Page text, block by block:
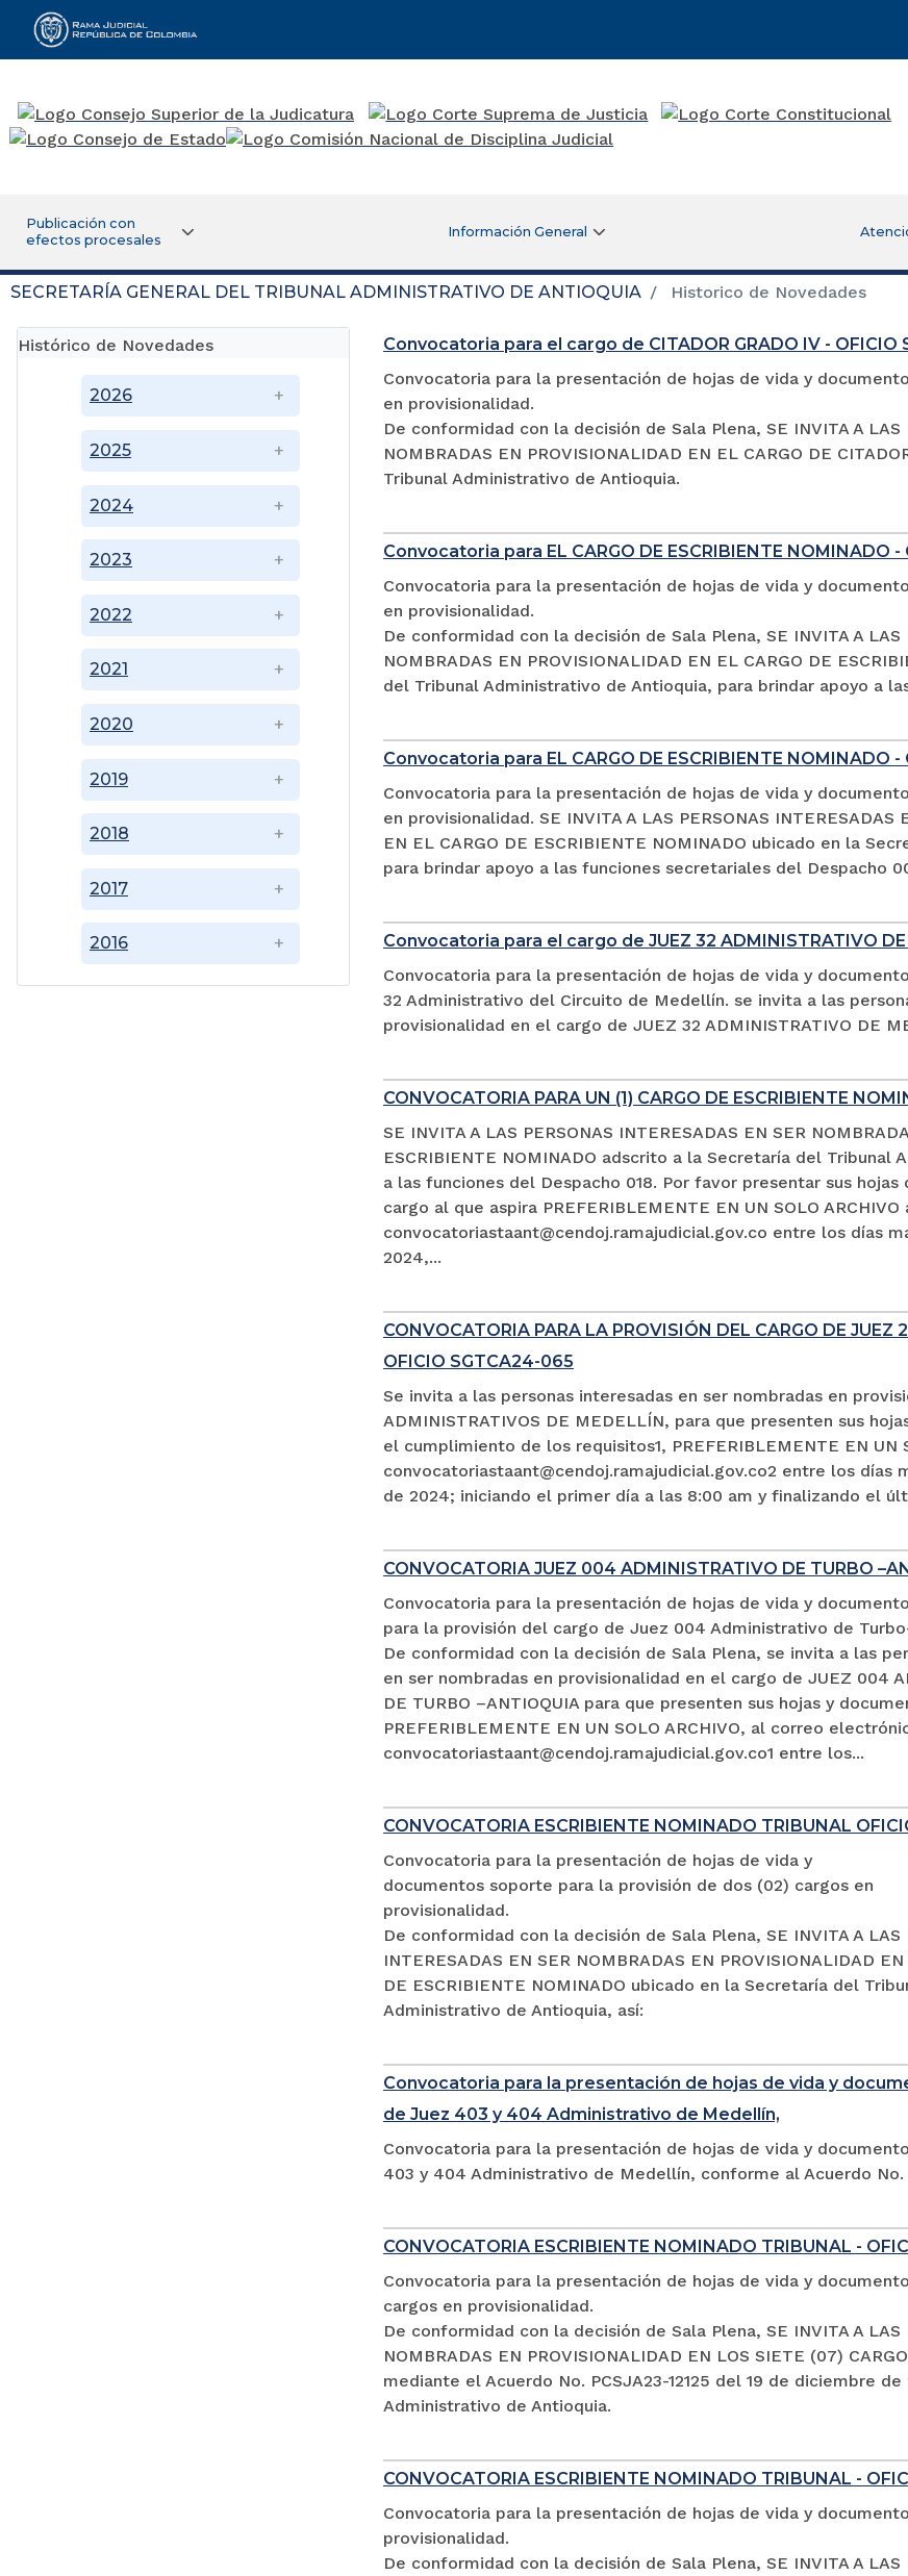
Rama Judicial
Publicación con
efectos procesales
Información General
SECRETARÍA GENERAL DEL TRIBUNAL ADMINISTRATIVO DE ANTIOQUIA Historico de Novedades
Histórico de Novedades
2016
2017
2018
2019
2020
2021
2022
2023
2024
2025
2026
Convocatoria para el cargo de CITADOR GRADO IV - OFICIO
Convocatoria para la presentación de hojas de vida y
en provisionalidad.
De conformidad con la decisión de Sala Plena, SE INVITA A LAS
NOMBRADAS EN PROVISIONALIDAD EN EL CARGO DE
Tribunal Administrativo de Antioquia.
Convocatoria para EL CARGO DE ESCRIBIENTE NOMINADO -
Convocatoria para la presentación de hojas de vida y
en provisionalidad.
De conformidad con la decisión de Sala Plena, SE INVITA A LAS
NOMBRADAS EN PROVISIONALIDAD EN EL CARGO DE
del Tribunal Administrativo de Antioquia, para brindar apoyo a
Convocatoria para EL CARGO DE ESCRIBIENTE NOMINADO
Convocatoria para la presentación de hojas de vida y
en provisionalidad. SE INVITA A LAS PERSONAS INTERESADAS
EN EL CARGO DE ESCRIBIENTE NOMINADO ubicado en la
para brindar apoyo a las funciones secretariales del Despacho
Convocatoria para el cargo de JUEZ 32 ADMINISTRATIVO
Convocatoria para la presentación de hojas de vida y
32 Administrativo del Circuito de Medellín. se invita a las
provisionalidad en el cargo de JUEZ 32 ADMINISTRATIVO DE
CONVOCATORIA PARA UN (1) CARGO DE ESCRIBIENTE
SE INVITA A LAS PERSONAS INTERESADAS EN SER
ESCRIBIENTE NOMINADO adscrito a la Secretaría del
a las funciones del Despacho 018. Por favor presentar sus
cargo al que aspira PREFERIBLEMENTE EN UN SOLO
convocatoriastaant@cendoj.ramajudicial.gov.co entre los días
2024,...
CONVOCATORIA PARA LA PROVISIÓN DEL CARGO DE
OFICIO SGTCA24-065
Se invita a las personas interesadas en ser nombradas en
ADMINISTRATIVOS DE MEDELLÍN, para que presenten sus
el cumplimiento de los requisitos1, PREFERIBLEMENTE EN UN
convocatoriastaant@cendoj.ramajudicial.gov.co2 entre los
de 2024; iniciando el primer día a las 8:00 am y finalizando el
CONVOCATORIA JUEZ 004 ADMINISTRATIVO DE TURBO
Convocatoria para la presentación de hojas de vida y
para la provisión del cargo de Juez 004 Administrativo de
De conformidad con la decisión de Sala Plena, se invita a las
en ser nombradas en provisionalidad en el cargo de JUEZ 004
DE TURBO –ANTIOQUIA para que presenten sus hojas y
PREFERIBLEMENTE EN UN SOLO ARCHIVO, al correo
convocatoriastaant@cendoj.ramajudicial.gov.co1 entre los...
CONVOCATORIA ESCRIBIENTE NOMINADO TRIBUNAL
Convocatoria para la presentación de hojas de vida y
documentos soporte para la provisión de dos (02) cargos en
provisionalidad.
De conformidad con la decisión de Sala Plena, SE INVITA A LAS
INTERESADAS EN SER NOMBRADAS EN PROVISIONALIDAD EN
DE ESCRIBIENTE NOMINADO ubicado en la Secretaría del
Administrativo de Antioquia, así:
Convocatoria para la presentación de hojas de vida y
de Juez 403 y 404 Administrativo de Medellín,
Convocatoria para la presentación de hojas de vida y
403 y 404 Administrativo de Medellín, conforme al Acuerdo No.
CONVOCATORIA ESCRIBIENTE NOMINADO TRIBUNAL -
Convocatoria para la presentación de hojas de vida y
cargos en provisionalidad.
De conformidad con la decisión de Sala Plena, SE INVITA A LAS
NOMBRADAS EN PROVISIONALIDAD EN LOS SIETE (07)
mediante el Acuerdo No. PCSJA23-12125 del 19 de diciembre
Administrativo de Antioquia.
CONVOCATORIA ESCRIBIENTE NOMINADO TRIBUNAL -
Convocatoria para la presentación de hojas de vida y
provisionalidad.
De conformidad con la decisión de Sala Plena, SE INVITA A LAS